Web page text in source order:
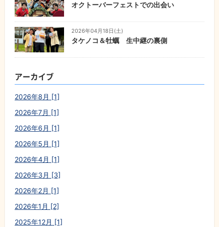
オクトーバーフェストでの出会い
2026年04月18日(土)
タケノコ＆牡蠣 生中継の裏側
アーカイブ
2026年8月 [1]
2026年7月 [1]
2026年6月 [1]
2026年5月 [1]
2026年4月 [1]
2026年3月 [3]
2026年2月 [1]
2026年1月 [2]
2025年12月 [1]